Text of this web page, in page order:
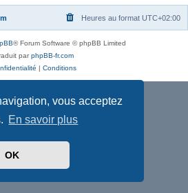
vous acceptez
En savoir plus
OK
Heures au format UTC+02:00
® Forum Software © phpBB Limited
parphpBB-fr.com
| Conditions